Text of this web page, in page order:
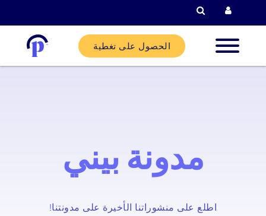
البحث
الحصول على تغطية
مدونة بيني
اطلع على منشوراتنا الأخيرة على مدونتنا!